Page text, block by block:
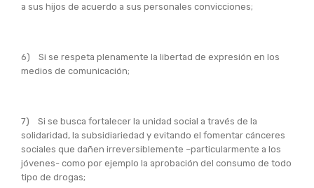
a sus hijos de acuerdo a sus personales convicciones;
6) Si se respeta plenamente la libertad de expresión en los
medios de comunicación;
7) Si se busca fortalecer la unidad social a través de la
solidaridad, la subsidiariedad y evitando el fomentar cánceres
sociales que dañen irreversiblemente –particularmente a los
jóvenes- como por ejemplo la aprobación del consumo de todo
tipo de drogas;